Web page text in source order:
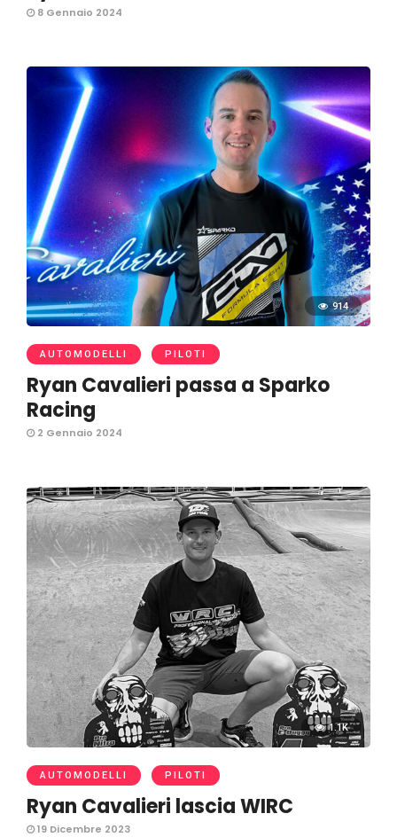
8 Gennaio 2024
914
AUTOMODELLI PILOTI
Ryan Cavalieri passa a Sparko
Racing
2 Gennaio 2024
1.1K
AUTOMODELLI PILOTI
Ryan Cavalieri lascia WIRC
19 Dicembre 2023